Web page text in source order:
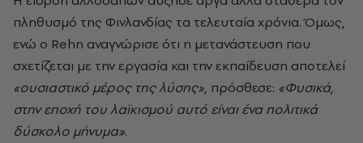
πληθυσμό της Φινλανδίας τα τελευταία χρόνια. Όμως,
ενώ ο Rehn αναγνώρισε ότι η μετανάστευση που
σχετίζεται με την εργασία και την εκπαίδευση αποτελεί
«ουσιαστικό μέρος της λύσης», πρόσθεσε: «Φυσικά,
στην εποχή του λαϊκισμού αυτό είναι ένα πολιτικά
δύσκολο μήνυμα».